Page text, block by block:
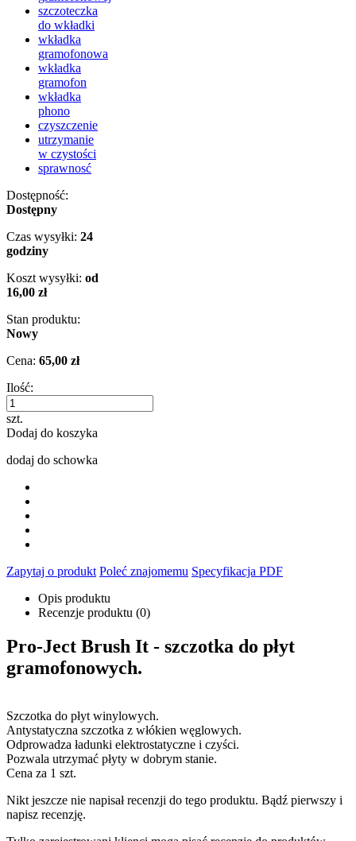
szczoteczka
do wkładki
wkładka
gramofonowa
wkładka
gramofon
wkładka
phono
czyszczenie
utrzymanie
w czystości
sprawnosć
Dostępność:
Dostępny
Czas wysyłki: 24
godziny
Koszt wysyłki: od
16,00 zł
Stan produktu:
Nowy
Cena: 65,00 zł
Ilość:
szt.
Dodaj do koszyka
dodaj do schowka
Zapytaj o produkt Poleć znajomemu Specyfikacja PDF
Opis produktu
Recenzje produktu (0)
Pro-Ject Brush It - szczotka do płyt
gramofonowych.
Szczotka do płyt winylowych.
Antystatyczna szczotka z włókien węglowych.
Odprowadza ładunki elektrostatyczne i czyści.
Pozwala utrzymać płyty w dobrym stanie.
Cena za 1 szt.
Nikt jeszcze nie napisał recenzji do tego produktu. Bądź pierwszy i
napisz recenzję.